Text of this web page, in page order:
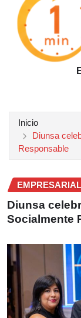
Inicio
Diunsa
Responsable
EMPRESARIAL
Diunsa
Socialmente